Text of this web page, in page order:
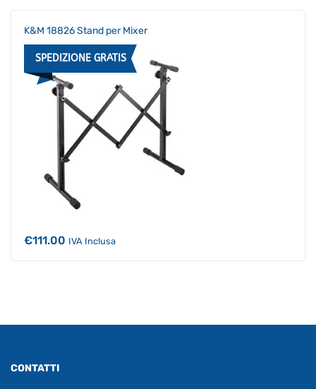
K&M 18826 Stand per Mixer
SPEDIZIONE GRATIS
€111.00 IVA Inclusa
CONTATTI